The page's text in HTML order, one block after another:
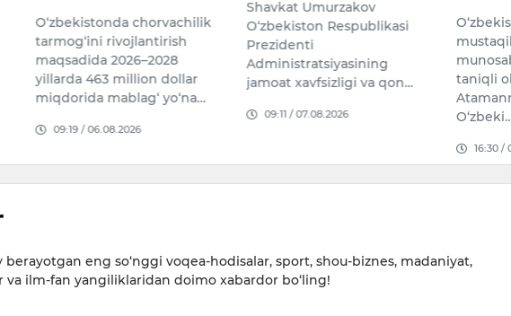
O‘zbekiston Respublikasi
Prezidenti
Administratsiyasining
jamoat xavfsizligi va qon…
O‘zbekiston
mustaqilligining 35 yilligi
munosabati bilan turkiyalik
taniqli olim Kemal Yavuz
O‘zbeki…
uchun
17:33 /
berayotgan eng so‘nggi voqea-hodisalar, sport, shou-biznes, madaniyat,
ilm-fan yangiliklaridan doimo xabardor bo‘ling!